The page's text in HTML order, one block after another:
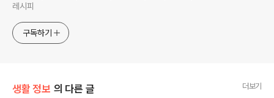
레시피
구독하기
생활 정보 의 다른 글 더보기